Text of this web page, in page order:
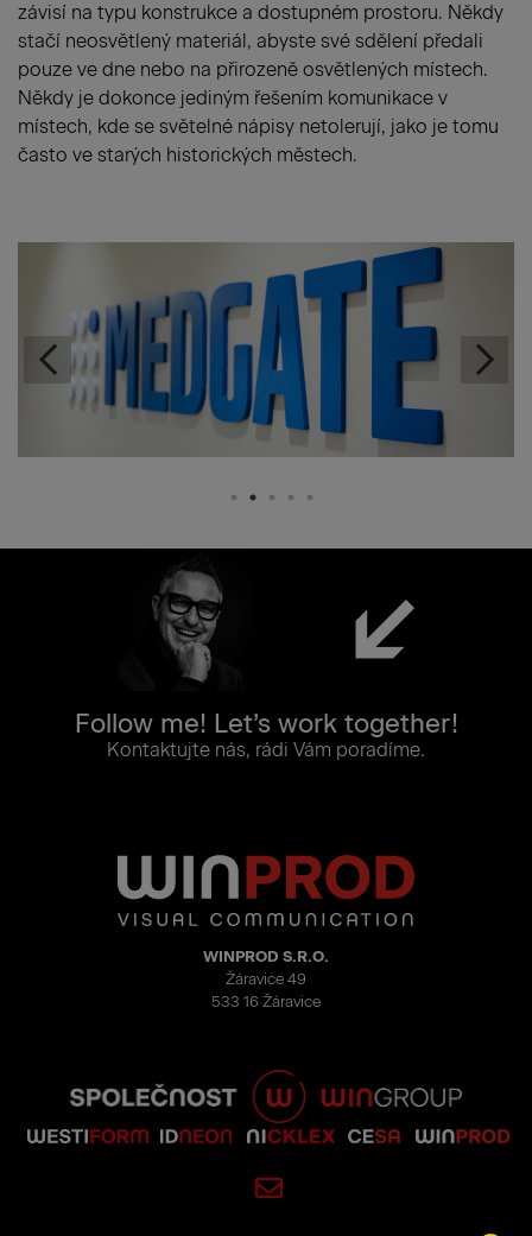
závisí na typu konstrukce a dostupném prostoru. Někdy
stačí neosvětlený materiál, abyste své sdělení předali
pouze ve dne nebo na přirozeně osvětlených místech.
Někdy je dokonce jediným řešením komunikace v
místech, kde se světelné nápisy netolerují, jako je tomu
často ve starých historických městech.
Follow me! Let’s work together!
Kontaktujte nás, rádi Vám poradíme.
WINPROD S.R.O.
Žáravice 49
533 16 Žáravice